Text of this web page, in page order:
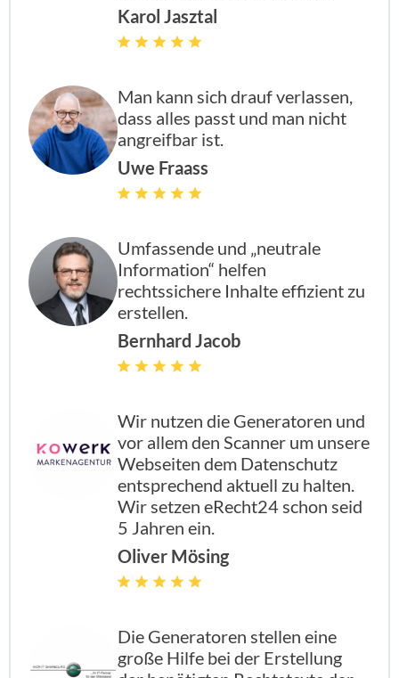
Karol Jasztal
Man kann sich drauf verlassen,
dass alles passt und man nicht
angreifbar ist.
Uwe Fraass
Umfassende und „neutrale
Information“ helfen
rechtssichere Inhalte effizient zu
erstellen.
Bernhard Jacob
Wir nutzen die Generatoren und
vor allem den Scanner um unsere
Webseiten dem Datenschutz
entsprechend aktuell zu halten.
Wir setzen eRecht24 schon seid
5 Jahren ein.
Oliver Mösing
Die Generatoren stellen eine
große Hilfe bei der Erstellung
enthalten enthalten
enthalten enthalten
enthalten